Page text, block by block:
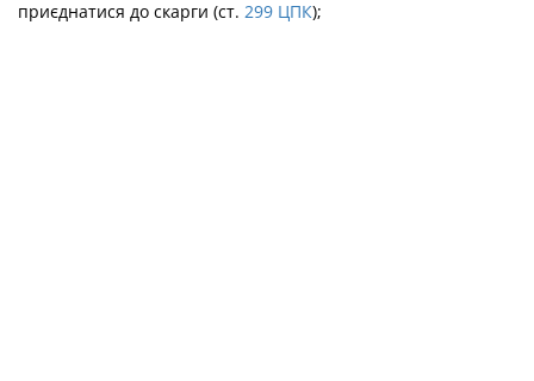
приєднатися до скарги (ст. 299 ЦПК);